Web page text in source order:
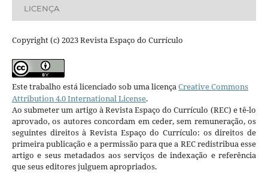
LICENÇA
Copyright (c) 2023 Revista Espaço do Currículo
Este trabalho está licenciado sob uma licençaCreative Commons
Attribution 4.0 International License.
Ao submeter um artigo à Revista Espaço do Currículo (REC) e tê-lo
aprovado, os autores concordam em ceder, sem remuneração, os
seguintes direitos à Revista Espaço do Currículo: os direitos de
primeira publicação e a permissão para que a REC redistribua esse
artigo e seus metadados aos serviços de indexação e referência
que seus editores julguem apropriados.